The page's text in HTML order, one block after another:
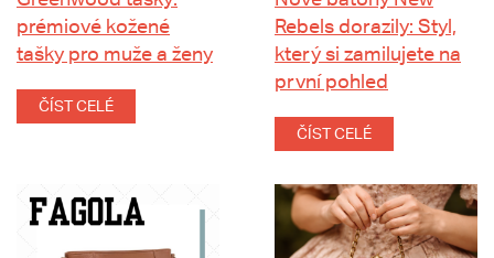
prémiové kožené
tašky pro muže a ženy
ČÍST CELÉ
Rebels dorazily: Styl,
který si zamilujete na
první pohled
ČÍST CELÉ